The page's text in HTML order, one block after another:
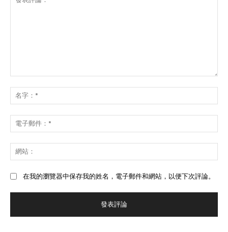
評
論：
字
*
子
郵
*站
在我的瀏覽器中保存我的姓名，電子郵件和網站，以便下次評論。